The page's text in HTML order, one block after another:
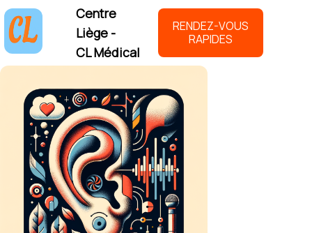
Centre
Liège -
CL Médical
RENDEZ-VOUS
RAPIDES